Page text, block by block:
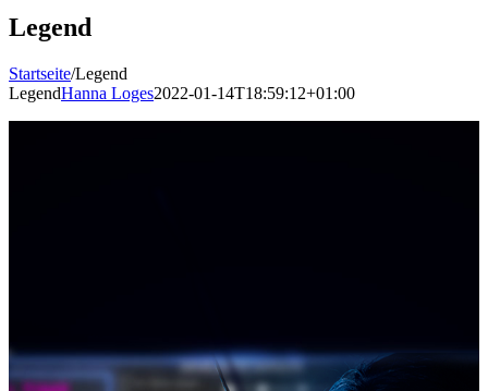
Legend
Startseite/Legend
LegendHanna Loges2022-01-14T18:59:12+01:00